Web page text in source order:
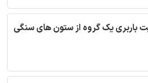
باربری یک گروه از ستون های سنگی